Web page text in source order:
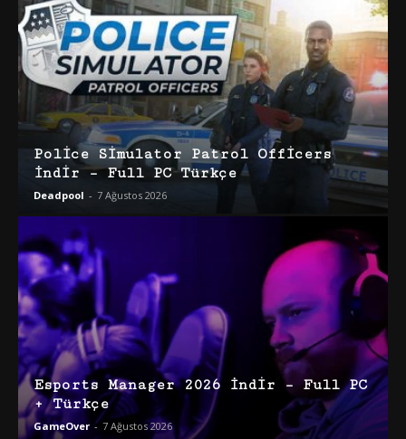
Police Simulator Patrol Officers
İndir – Full PC Türkçe
Deadpool - 7 Ağustos 2026
Esports Manager 2026 İndir – Full PC
+ Türkçe
GameOver - 7 Ağustos 2026